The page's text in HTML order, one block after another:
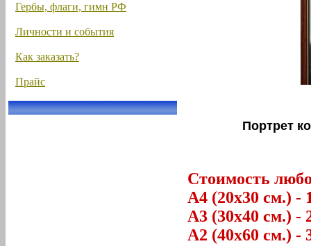
Гербы, флаги, гимн РФ
Личности и события
Как заказать?
Прайс
Портрет
Стоимость
А4 (20х30 см.) -
А3 (30х40 см.) -
А2 (40х60 см.) -